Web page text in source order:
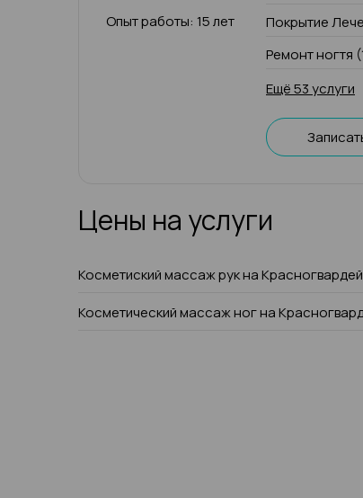
Опыт работы: 15 лет
Покрытие
Ремонт ногтя
Ещё 53 услуги
Цены на услуги
Косметиский массаж рук на
Косметический массаж ног на